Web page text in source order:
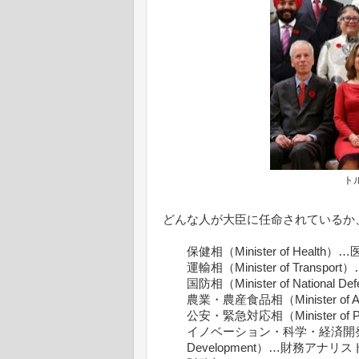
ト
どんな人が大臣に任命されている
保健相（Minister of Health）…
運輸相（Minister of Transport
国防相（Minister of National
農業・農産食品相（Minister of
公安・緊急対応相（Minister of
イノベーション・科学・経済
Development）…財務アナリス